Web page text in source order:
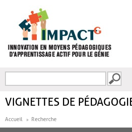
FORMULAIRE DE
VIGNETTES DE
Accueil Recherche